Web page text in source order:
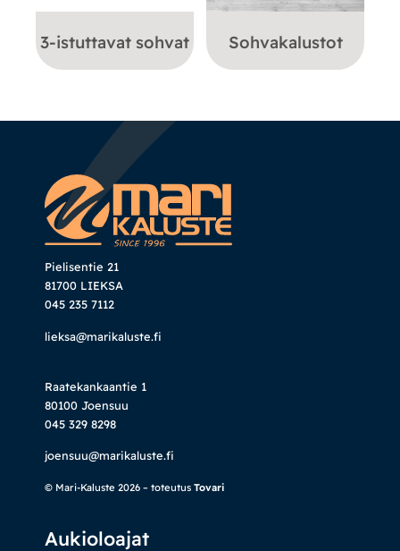
3-istuttavat sohvat Sohvakalustot
Pielisentie 21
81700 LIEKSA
045 235 7112
lieksa@marikaluste.fi
Raatekankaantie 1
80100 Joensuu
045 329 8298
joensuu@marikaluste.fi
© Mari-Kaluste 2026 – toteutus Tovari
Aukioloajat